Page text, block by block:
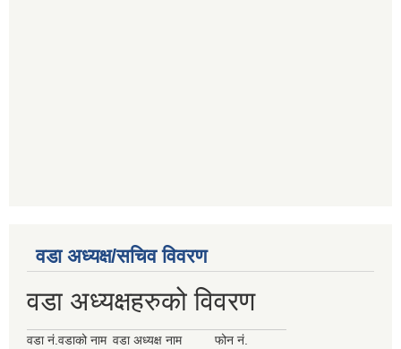
वडा अध्यक्ष/सचिव विवरण
वडा अध्यक्षहरुको विवरण
वडा नं.वडाको नाम वडा अध्यक्ष नाम
फोन नं.